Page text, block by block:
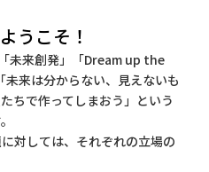
うこそ！
未来創発」「Dream up the
来は分からない、見えないも
ちで作ってしまおう」という
対しては、それぞれの立場の